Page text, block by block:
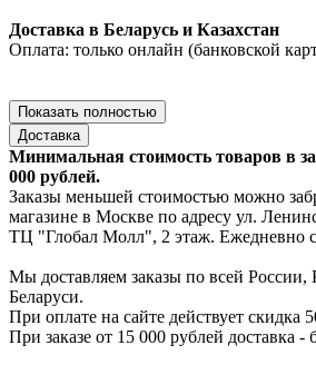
Доставка в Беларусь и Казахстан
Оплата: только онлайн (банковской
Показать полностью
Доставка
Минимальная стоимость товаров в
000 рублей.
Заказы меньшей стоимостью можно
магазине в Москве по адресу ул.
ТЦ "Глобал Молл", 2 этаж. Ежедневно
Мы доставляем заказы по всей России,
Беларуси.
При оплате на сайте действует скидка
При заказе от 15 000 рублей доставка -